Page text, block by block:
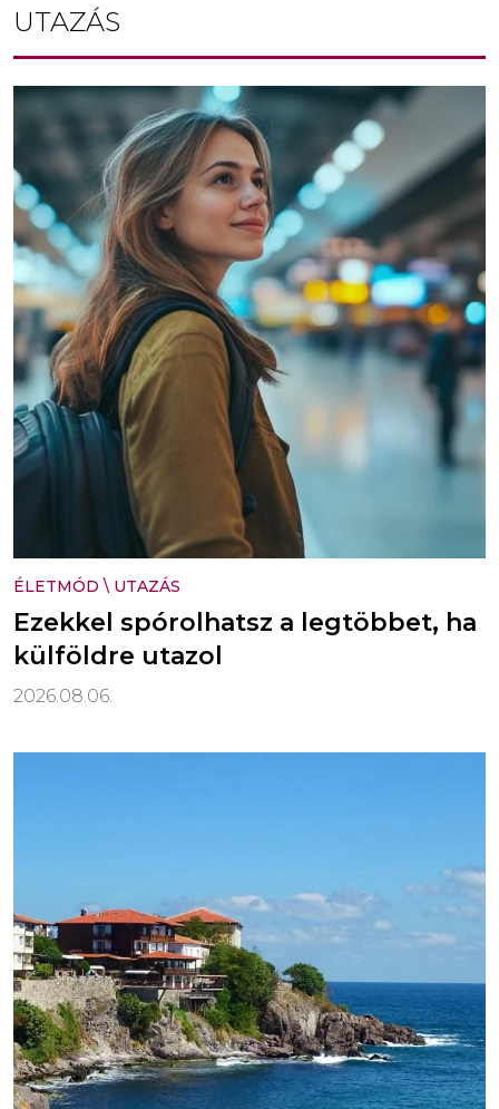
UTAZÁS
ÉLETMÓD \ UTAZÁS
Ezekkel spórolhatsz a legtöbbet, ha
külföldre utazol
2026.08.06.